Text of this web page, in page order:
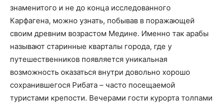
знаменитого и не до конца исследованного
Карфагена, можно узнать, побывав в поражающей
своим древним возрастом Медине. Именно так арабы
называют старинные кварталы города, где у
путешественников появляется уникальная
возможность оказаться внутри довольно хорошо
сохранившегося Рибата – часто посещаемой
туристами крепости. Вечерами гости курорта толпами